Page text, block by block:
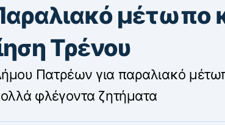
μέτωπο
Τρένου
Πατρέων για παραλιακό
φλέγοντα ζητήματα